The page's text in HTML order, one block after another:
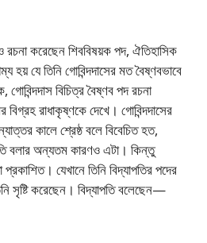
রচনা করেছেন শিববিষয়ক পদ, ঐতিহাসিক
যে তিনি গোবিন্দদাসের মত বৈষ্ণবভাবে
বিচিত্র বৈষ্ণব পদ রচনা
রাধাকৃষ্ণকে দেখে। গোবিন্দদাসের
কালে শ্রেষ্ঠ বলে বিবেচিত হত,
বলার অন্যতম কারণও এটা। কিন্তু
প্রকাশিত। যেখানে তিনি বিদ্যাপতির পদের
সৃষ্টি করেছেন। বিদ্যাপতি বলেছেন—